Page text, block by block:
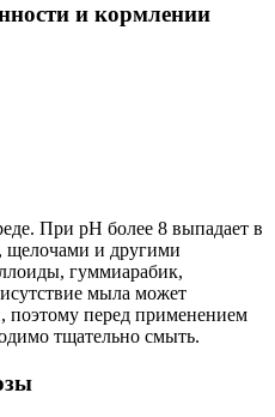
и кормлении
При pH более 8 выпадает в
щелочами и другими
гуммиарабик,
мыла может
поэтому перед применением
тщательно смыть.